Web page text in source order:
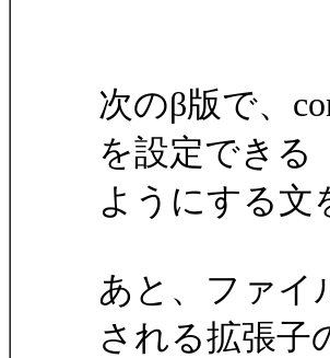
次のβ版で、
を設定できる
ようにする文
あと、ファイ
される拡張子